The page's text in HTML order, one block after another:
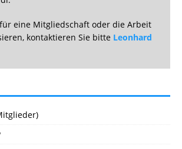
eine Mitgliedschaft oder die Arbeit
kontaktieren Sie bitte Leonhard